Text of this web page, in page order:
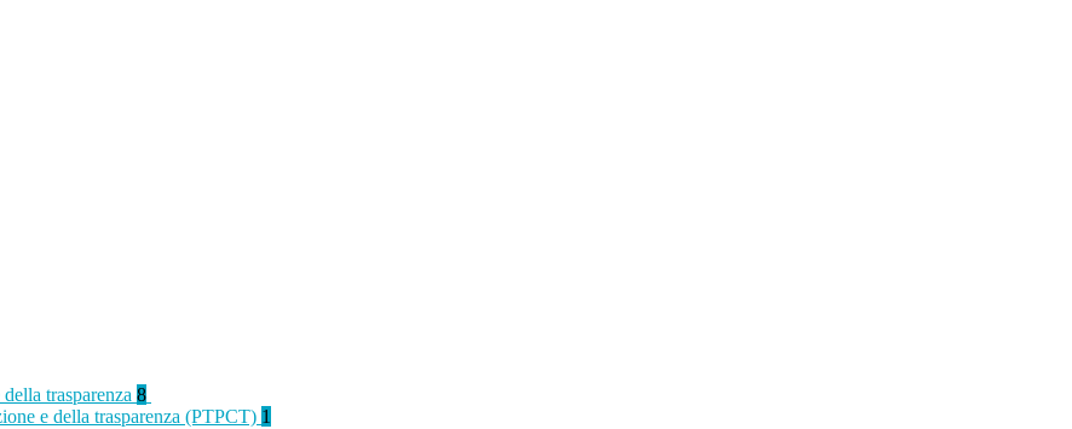
trasparenza 8
e della trasparenza (PTPCT) 1